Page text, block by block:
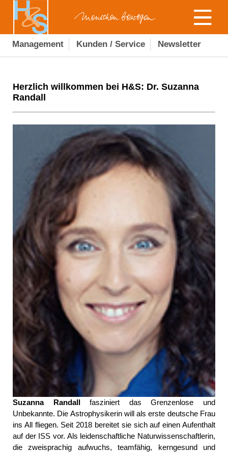
Management Kunden / Service Newsletter
Herzlich willkommen bei H&S: Dr. Suzanna
Randall
Suzanna Randallfasziniert das Grenzenlose und
Unbekannte. Die Astrophysikerin will als erste deutsche Frau
ins All fliegen. Seit 2018 bereitet sie sich auf einen Aufenthalt
auf der ISS vor. Als leidenschaftliche Naturwissenschaftlerin,
die zweisprachig aufwuchs, teamfähig, kerngesund und